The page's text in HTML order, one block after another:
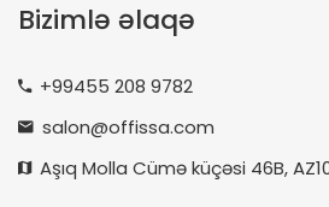
Bizimlə əlaqə
+99455 208 9782
salon@offissa.com
Aşıq Molla Cümə küçəsi 46B,